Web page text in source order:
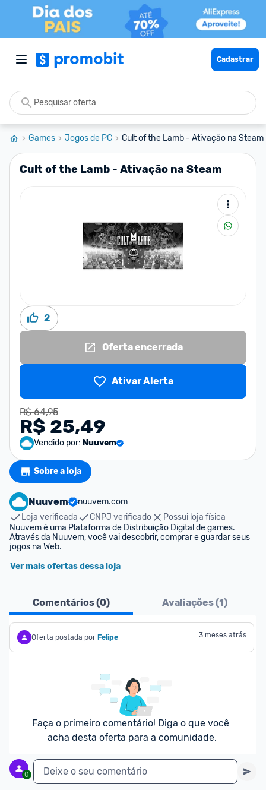
Cadastrar
Games Jogos de PC Cult of the Lamb - Ativação na Steam
Cult of the Lamb - Ativação na Steam
2
Oferta encerrada
Ativar Alerta
R$ 64,95
R$ 25,49
Vendido por: Nuuvem
Sobre a loja
Nuuvem
nuuvem.com
Loja verificada
CNPJ verificado
Possui loja física
Nuuvem é uma Plataforma de Distribuição Digital de games.
Através da Nuuvem, você vai descobrir, comprar e guardar seus
jogos na Web.
Ver mais ofertas dessa loja
Comentários (0) Avaliações (1)
Oferta postada por Felipe 3 meses atrás
Faça o primeiro comentário! Diga o que você
acha desta oferta para a comunidade.
0 Deixe o seu comentário